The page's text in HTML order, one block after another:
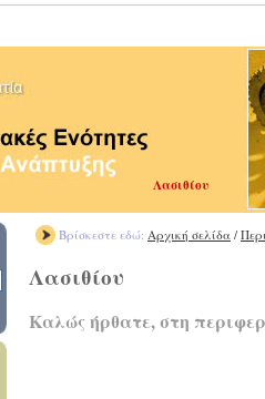
Λασιθίου
Βρίσκεστε εδώ: Αρχική σελίδα /
Λασιθίου
Καλώς ήρθατε, στη